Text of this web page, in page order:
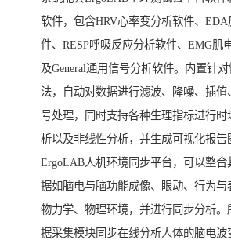
软件，包含HRV心率变分析软件、
件、RESP呼吸反应分析软件、EMG肌
及General通用信号分析软件。内置针
法，自动对数据进行滤波、降噪、插值
号处理，同时支持各种生理指标进行时
析以及非线性分析，并生成可视化报告
ErgoLAB人机环境同步平台，可以整合
据如脑电与脑功能成像、眼动、行为与
物力学、物理环境，并进行同步分析。
据采集模块同步在线分析人体的脑电波